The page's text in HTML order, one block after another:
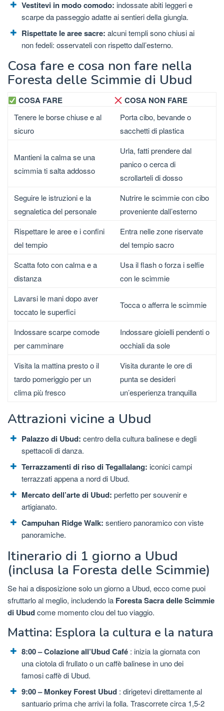
Vestitevi in ​​modo comodo: indossate abiti leggeri e
scarpe da passeggio adatte ai sentieri della giungla.
Rispettate le aree sacre: alcuni templi sono chiusi ai
non fedeli: osservateli con rispetto dall’esterno.
Cosa fare e cosa non fare nella
Foresta delle Scimmie di Ubud
COSA FARE COSA NON FARE
Tenere le borse chiuse e al
sicuro
Porta cibo, bevande o
sacchetti di plastica
Mantieni la calma se una
scimmia ti salta addosso
Urla, fatti prendere dal
panico o cerca di
scrollarteli di dosso
Seguire le istruzioni e la
segnaletica del personale
Nutrire le scimmie con cibo
proveniente dall’esterno
Rispettare le aree e i confini
del tempio
Entra nelle zone riservate
del tempio sacro
Scatta foto con calma e a
distanza
Usa il flash o forza i selfie
con le scimmie
Lavarsi le mani dopo aver
toccato le superfici
Tocca o afferra le scimmie
Indossare scarpe comode
per camminare
Indossare gioielli pendenti o
occhiali da sole
Visita la mattina presto o il
tardo pomeriggio per un
clima più fresco
Visita durante le ore di
punta se desideri
un’esperienza tranquilla
Attrazioni vicine a Ubud
Palazzo di Ubud: centro della cultura balinese e degli
spettacoli di danza.
Terrazzamenti di riso di Tegallalang: iconici campi
terrazzati appena a nord di Ubud.
Mercato dell’arte di Ubud: perfetto per souvenir e
artigianato.
Campuhan Ridge Walk: sentiero panoramico con viste
panoramiche.
Itinerario di 1 giorno a Ubud
(inclusa la Foresta delle Scimmie)
Se hai a disposizione solo un giorno a Ubud, ecco come puoi
sfruttarlo al meglio, includendo la Foresta Sacra delle Scimmie
di Ubudcome momento clou del tuo viaggio.
Mattina: Esplora la cultura e la natura
8:00 – Colazione all’Ubud Café : inizia la giornata con
una ciotola di frullato o un caffè balinese in uno dei
famosi caffè di Ubud.
9:00 – Monkey Forest Ubud : dirigetevi direttamente al
santuario prima che arrivi la folla. Trascorrete circa 1,5-2